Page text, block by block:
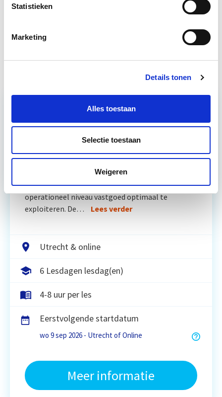
Statistieken
Marketing
Details tonen
Alles toestaan
Selectie toestaan
Weigeren
Business Case voor Vastgoed- &
Relevant bij dit artikel
Vastgoedbeheer
De opleiding Vastgoedbeheer biedt jou een helder,
integraal denk- en werkmodel om op tactisch en
operationeel niveau vastgoed optimaal te
exploiteren. De…
Lees verder
Utrecht & online
6 Lesdagen lesdag(en)
4-8 uur per les
Eerstvolgende startdatum
wo 9 sep 2026 - Utrecht of Online
Meer informatie